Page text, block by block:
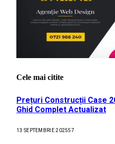
Cele mai citite
Prețuri Construcții Case
Ghid Complet Actualizat
13 SEPTEMBRIE 202557